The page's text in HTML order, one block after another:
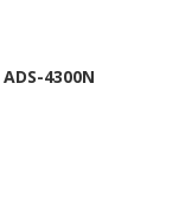
4300N